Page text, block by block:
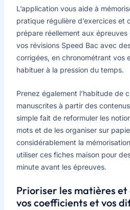
L’application vous aide à
pratique régulière d’exercices et
prépare réellement aux
vos révisions Speed Bac avec
corrigées, en chronométrant vos
habituer à la pression du temps.
Prenez également l’habitude de
manuscrites à partir des
simple fait de reformuler les
mots et de les organiser sur
considérablement la
utiliser ces fiches maison pour
minute avant les épreuves.
Prioriser les matières
vos coefficients et vos